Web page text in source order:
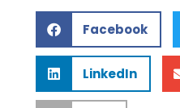
Facebook
LinkedIn